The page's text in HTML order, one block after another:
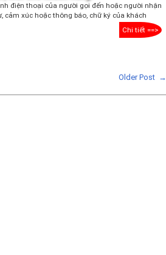
điện thoại của người gọi đến hoặc người nhận
xúc hoặc thông báo, chữ ký của khách
Chi tiết ==>
Older Post →